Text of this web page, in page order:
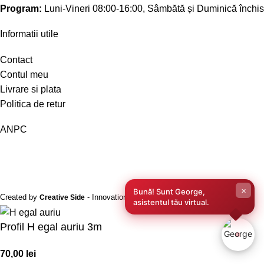
Program: Luni-Vineri 08:00-16:00, Sâmbătă și Duminică închis
Informatii utile
Contact
Contul meu
Livrare si plata
Politica de retur
ANPC
Created by Creative Side - Innovation Performance
Profil H egal auriu 3m
70,00 lei
Bună! Sunt George,
asistentul tău virtual.
×